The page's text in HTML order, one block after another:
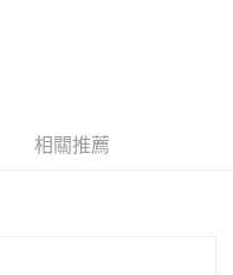
相關推薦